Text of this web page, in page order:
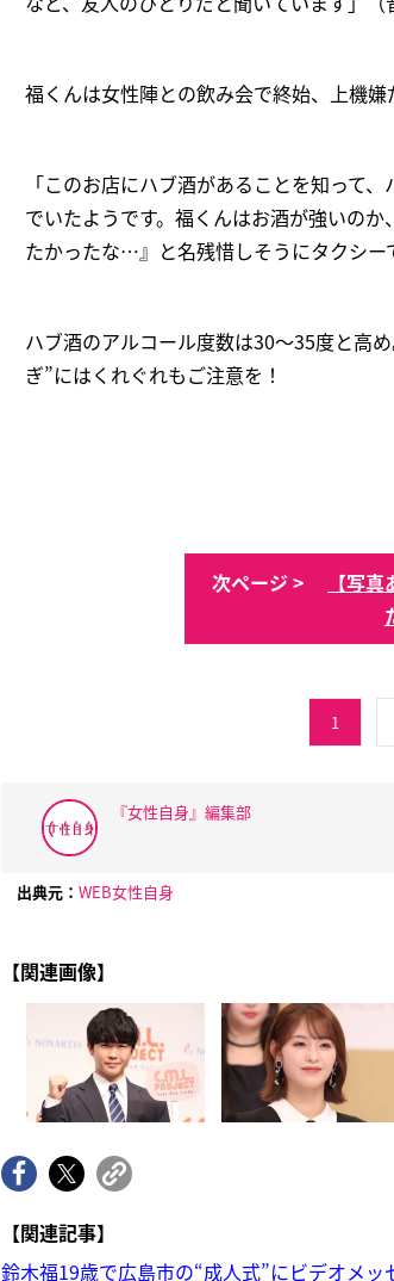
福くんは女性陣との飲み会で終始、上機嫌
「このお店にハブ酒があることを知って
でいたようです。福くんはお酒が強いの
たかったな…』と名残惜しそうにタクシー
ハブ酒のアルコール度数は30〜35度と高
ぎ”にはくれぐれもご注意を！
次ページ >
【写
1
『女性自身』編集部
出典元： WEB女性自身
【関連画像】
【関連記事】
鈴木福19歳で広島市の“成人式”にビデオメ